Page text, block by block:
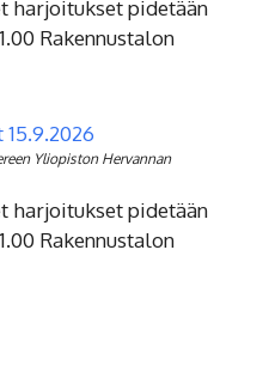
harjoitukset pidetään
Rakennustalon
Yliopiston Hervannan
harjoitukset pidetään
Rakennustalon